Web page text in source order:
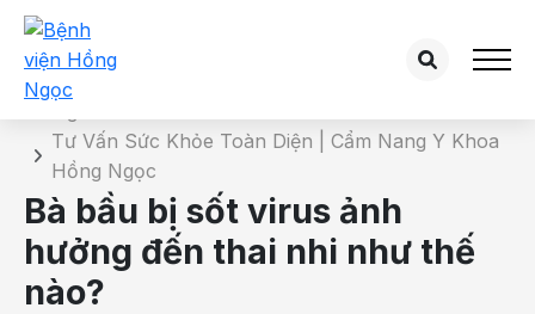
Chi tiết bài tư vấn
Tư Vấn Sức Khỏe Toàn Diện | Cẩm Nang Y Khoa
Hồng Ngọc
Bà bầu bị sốt virus ảnh
hưởng đến thai nhi như thế
nào?